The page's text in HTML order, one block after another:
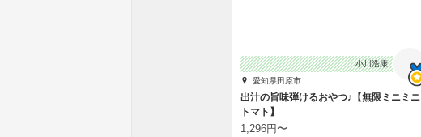
小川浩康
愛知県田原市
出汁の旨味弾けるおやつ♪【無限ミニミニ
トマト】
1,296円〜